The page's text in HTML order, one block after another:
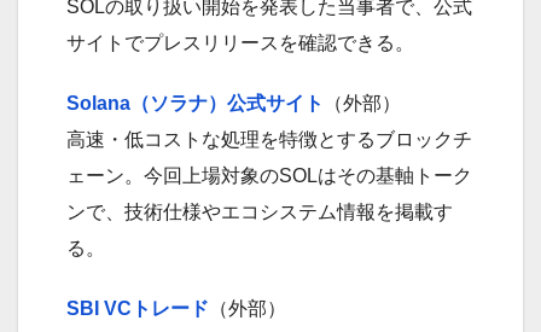
SOLの取り扱い開始を発表した当事者で、公式
サイトでプレスリリースを確認できる。
Solana（ソラナ）公式サイト
（外部）
高速・低コストな処理を特徴とするブロックチ
ェーン。今回上場対象のSOLはその基軸トーク
ンで、技術仕様やエコシステム情報を掲載す
る。
SBI VCトレード （外部）